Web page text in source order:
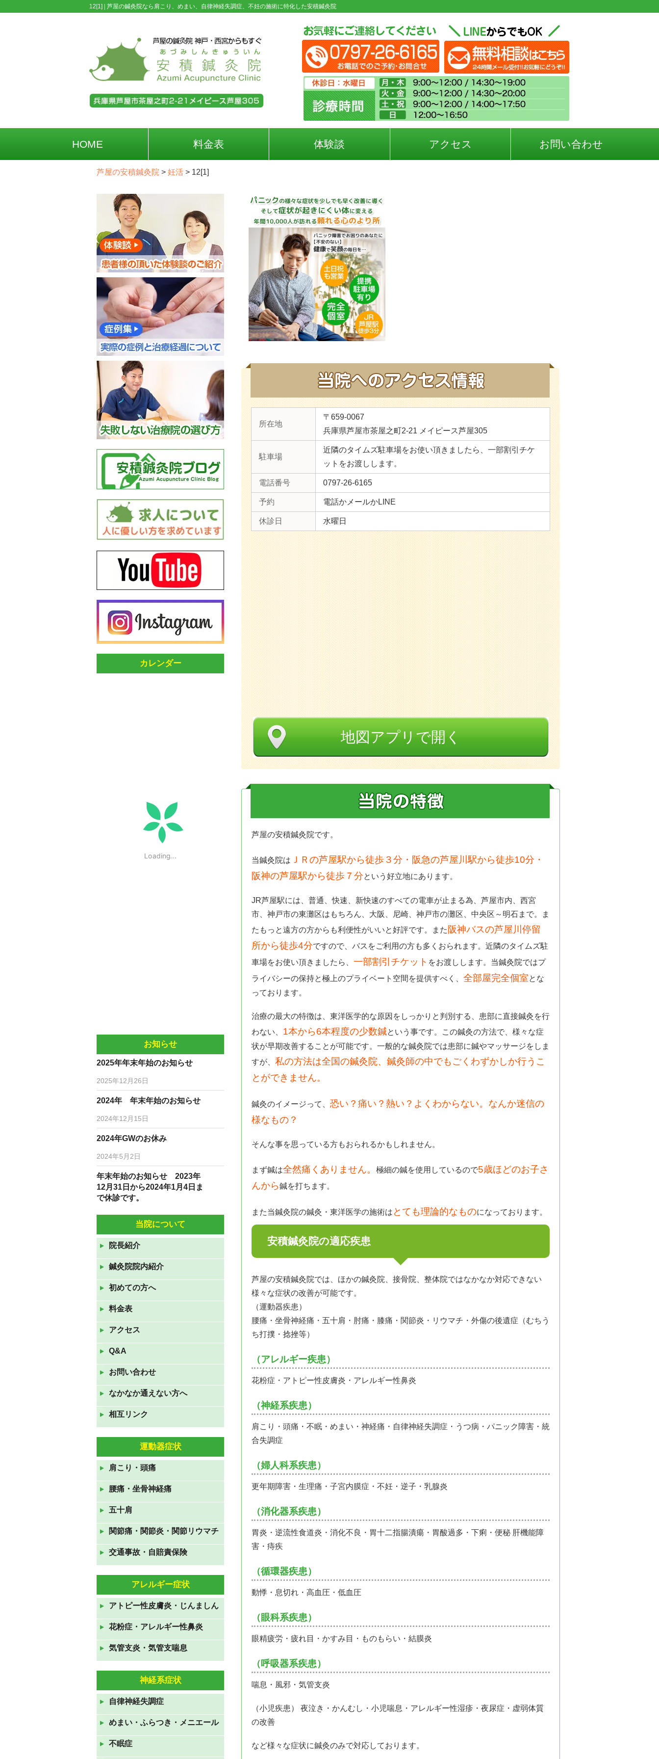
12[1] | 芦屋の鍼灸院なら肩こり、めまい、自律神経失調症、不妊の施術に特化した安積鍼灸院
HOME 料金表 体験談 アクセス お問い合わせ
芦屋の安積鍼灸院 > 妊活 > 12[1]
所在地
〒659-0067
兵庫県芦屋市茶屋之町2-21 メイピース芦屋305
駐車場
近隣のタイムズ駐車場をお使い頂きましたら、一部割引チケ
ットをお渡しします。
電話番号 0797-26-6165
予約 電話かメールかLINE
休診日 水曜日
地図アプリで開く
芦屋の安積鍼灸院です。
当鍼灸院は ＪＲの芦屋駅から徒歩３分・阪急の芦屋川駅から徒歩10分・
阪神の芦屋駅から徒歩７分という好立地にあります。
JR芦屋駅には、普通、快速、新快速のすべての電車が止まる為、芦屋市内、西宮
市、神戸市の東灘区はもちろん、大阪、尼崎、神戸市の灘区、中央区～明石まで。ま
たもっと遠方の方からも利便性がいいと好評です。また 阪神バスの芦屋川停留
所から徒歩4分ですので、バスをご利用の方も多くおられます。近隣のタイムズ駐
車場をお使い頂きましたら、 一部割引チケット をお渡しします。当鍼灸院ではプ
ライバシーの保持と極上のプライベート空間を提供すべく、 全部屋完全個室とな
っております。
治療の最大の特徴は、東洋医学的な原因をしっかりと判別する、患部に直接鍼灸を行
わない、 1本から6本程度の少数鍼という事です。この鍼灸の方法で、様々な症
状が早期改善することが可能です。一般的な鍼灸院では患部に鍼やマッサージをしま
すが、 私の方法は全国の鍼灸院、鍼灸師の中でもごくわずかしか行うこ
とができません。
鍼灸のイメージって、 恐い？痛い？熱い？よくわからない。なんか迷信の
様なもの？
そんな事を思っている方もおられるかもしれません。
まず鍼は全然痛くありません。 極細の鍼を使用しているので5歳ほどのお子さ
んから鍼を打ちます。
また当鍼灸院の鍼灸・東洋医学の施術は とても理論的なものになっております。
安積鍼灸院の適応疾患
芦屋の安積鍼灸院では、ほかの鍼灸院、接骨院、整体院ではなかなか対応できない
様々な症状の改善が可能です。
（運動器疾患）
腰痛・坐骨神経痛・五十肩・肘痛・膝痛・関節炎・リウマチ・外傷の後遺症（むちう
ち打撲・捻挫等）
（アレルギー疾患）
花粉症・アトピー性皮膚炎・アレルギー性鼻炎
（神経系疾患）
肩こり・頭痛・不眠・めまい・神経痛・自律神経失調症・うつ病・パニック障害・統
合失調症
（婦人科系疾患）
更年期障害・生理痛・子宮内膜症・不妊・逆子・乳腺炎
（消化器系疾患）
胃炎・逆流性食道炎・消化不良・胃十二指腸潰瘍・胃酸過多・下痢・便秘 肝機能障
害・痔疾
（循環器疾患）
動悸・息切れ・高血圧・低血圧
（眼科系疾患）
眼精疲労・疲れ目・かすみ目・ものもらい・結膜炎
（呼吸器系疾患）
喘息・風邪・気管支炎
（小児疾患） 夜泣き・かんむし・小児喘息・アレルギー性湿疹・夜尿症・虚弱体質
の改善
など様々な症状に鍼灸のみで対応しております。
カレンダー
お知らせ
2025年年末年始のお知らせ
2025年12月26日
2024年 年末年始のお知らせ
2024年12月15日
2024年GWのお休み
2024年5月2日
年末年始のお知らせ 2023年
12月31日から2024年1月4日ま
で休診です。
10月5日(水)6日(木)は臨時休診
です。
す。
は夏休みです。
2022年8月9日
祝)の三連休も休まず診察して
おります。
2022年7月16日
GWも休まず診察しておりま
す。
11月23日(火祝)は通常通り、24
日(水)、25日(木)は臨時休診で
す。
2021年11月22日
８月１５日(日)～１７日(火)ま
でお盆休みです
GWも休まず営業しておりま
2021年4月24日
年末年始のお知らせ 2020年
12月31日から2021年1月3日ま
で休診です。
2020年8月10日
7月23日から26日の祝日も診察
2020年7月19日
ＧＷも休みなく診察していま
当院について
院長紹介
鍼灸院院内紹介
初めての方へ
料金表
アクセス
Q&A
お問い合わせ
なかなか通えない方へ
相互リンク
運動器症状
肩こり・頭痛
腰痛・坐骨神経痛
五十肩
関節痛・関節炎・関節リウマチ
交通事故・自賠責保険
アレルギー症状
アトピー性皮膚炎・じんましん
花粉症・アレルギー性鼻炎
気管支炎・気管支喘息
神経系症状
自律神経失調症
めまい・ふらつき・メニエール
不眠症